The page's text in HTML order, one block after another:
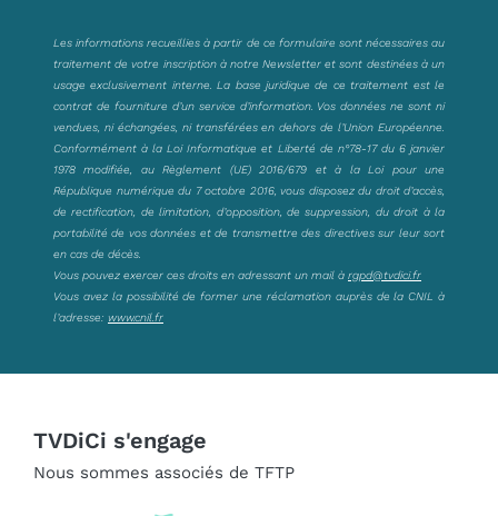
Les informations recueillies à partir de ce formulaire sont nécessaires au
traitement de votre inscription à notre Newsletter et sont destinées à un
usage exclusivement interne. La base juridique de ce traitement est le
contrat de fourniture d’un service d’information. Vos données ne sont ni
vendues, ni échangées, ni transférées en dehors de l’Union Européenne.
Conformément à la Loi Informatique et Liberté de n°78-17 du 6 janvier
1978 modifiée, au Règlement (UE) 2016/679 et à la Loi pour une
République numérique du 7 octobre 2016, vous disposez du droit d’accès,
de rectification, de limitation, d’opposition, de suppression, du droit à la
portabilité de vos données et de transmettre des directives sur leur sort
en cas de décès.
Vous pouvez exercer ces droits en adressant un mail à rgpd@tvdici.fr
Vous avez la possibilité de former une réclamation auprès de la CNIL à
l’adresse: www.cnil.fr
TVDiCi s'engage
Nous sommes associés de TFTP